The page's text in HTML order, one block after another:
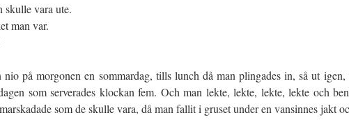
skulle vara ute.
man var.
nio på morgonen en sommardag, tills lunch då man plingades in, så ut
som serverades klockan fem. Och man lekte, lekte, lekte, lekte och
som de skulle vara, då man fallit i gruset under en vansinnes jakt